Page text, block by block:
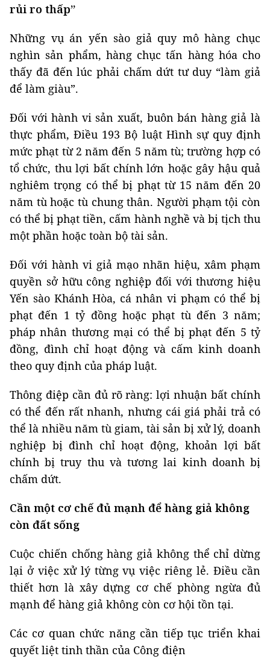
rủi ro thấp”
Những vụ án yến sào giả quy mô hàng chục
nghìn sản phẩm, hàng chục tấn hàng hóa cho
thấy đã đến lúc phải chấm dứt tư duy “làm giả
để làm giàu”.
Đối với hành vi sản xuất, buôn bán hàng giả là
thực phẩm, Điều 193 Bộ luật Hình sự quy định
mức phạt từ 2 năm đến 5 năm tù; trường hợp có
tổ chức, thu lợi bất chính lớn hoặc gây hậu quả
nghiêm trọng có thể bị phạt từ 15 năm đến 20
năm tù hoặc tù chung thân. Người phạm tội còn
có thể bị phạt tiền, cấm hành nghề và bị tịch thu
một phần hoặc toàn bộ tài sản.
Đối với hành vi giả mạo nhãn hiệu, xâm phạm
quyền sở hữu công nghiệp đối với thương hiệu
Yến sào Khánh Hòa, cá nhân vi phạm có thể bị
phạt đến 1 tỷ đồng hoặc phạt tù đến 3 năm;
pháp nhân thương mại có thể bị phạt đến 5 tỷ
đồng, đình chỉ hoạt động và cấm kinh doanh
theo quy định của pháp luật.
Thông điệp cần đủ rõ ràng: lợi nhuận bất chính
có thể đến rất nhanh, nhưng cái giá phải trả có
thể là nhiều năm tù giam, tài sản bị xử lý, doanh
nghiệp bị đình chỉ hoạt động, khoản lợi bất
chính bị truy thu và tương lai kinh doanh bị
chấm dứt.
Cần một cơ chế đủ mạnh để hàng giả không
còn đất sống
Cuộc chiến chống hàng giả không thể chỉ dừng
lại ở việc xử lý từng vụ việc riêng lẻ. Điều cần
thiết hơn là xây dựng cơ chế phòng ngừa đủ
mạnh để hàng giả không còn cơ hội tồn tại.
Các cơ quan chức năng cần tiếp tục triển khai
quyết liệt tinh thần của Công điện